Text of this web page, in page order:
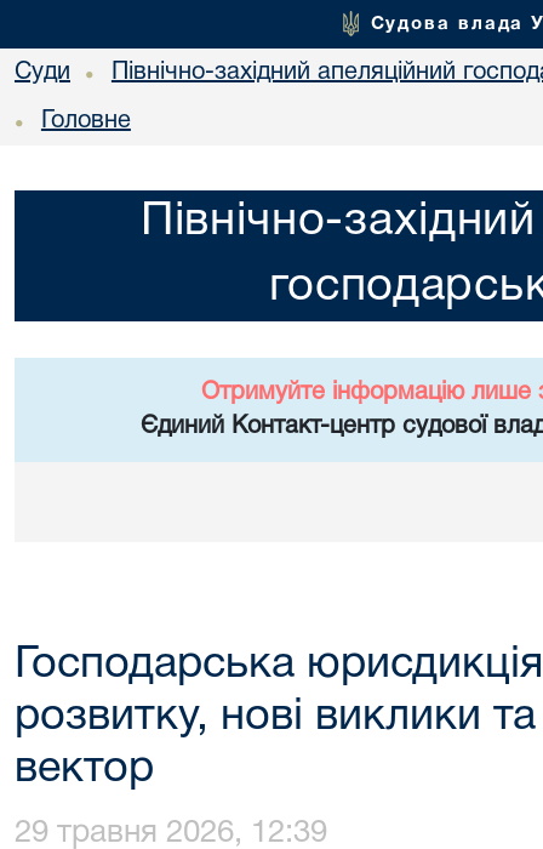
Судова влада
Суди • Північно-західний апеляційний
• Головне
Північно-
Отримуйте інформацію лише
Єдиний Контакт-центр судової
Господарська
розвитку, нові виклики
вектор
29 травня 2026, 12:39